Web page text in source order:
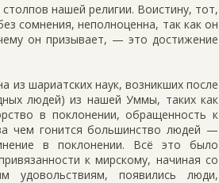
нашей религии. Воистину, тот,
сомнения, неполноценна, так как он
он призывает, — это достижение
из шариатских наук, возникших после
людей) из нашей Уммы, таких как
в поклонении, обращенность к
чем гонится большинство людей —
в поклонении. Всё это было
к мирскому, начиная со
удовольствиям, появились люди,